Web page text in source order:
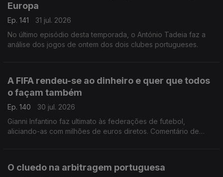
Europa
Ep. 141
31 jul. 2026
No último episódio desta temporada, o António Tadeia faz a
análise dos jogos de ontem dos dois clubes portugueses.
A FIFA rendeu-se ao dinheiro e quer que todos
o façam também
Ep. 140
30 jul. 2026
Gianni Infantino faz ultimato às federações de futebol,
aliciando-as com milhões de euros diretos. Comentário de
O cluedo na arbitragem portuguesa